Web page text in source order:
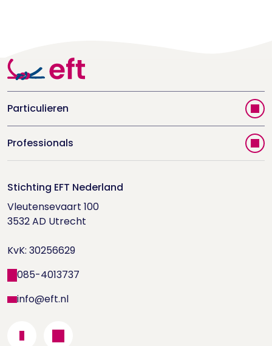
Particulieren
Vind jouw therapeut
Videoportal
Doe de relatietest
Houd me Vast-bijeenkomsten
Professionals
Trainingen
Supervisorenlijst
Nieuwsbrief ontvangen?
Wetenschappelijk onderzoek
Stichting EFT Nederland
Vleutensevaart 100
3532 AD Utrecht
KvK: 30256629
085-4013737
info@eft.nl